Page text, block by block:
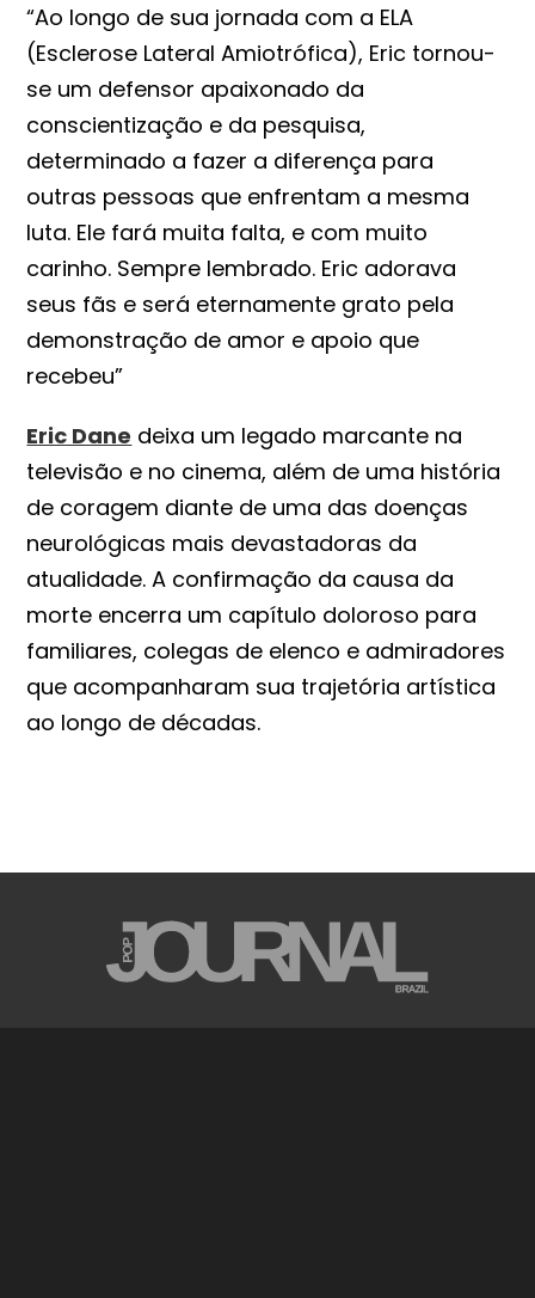
“Ao longo de sua jornada com a ELA
(Esclerose Lateral Amiotrófica), Eric tornou-
se um defensor apaixonado da
conscientização e da pesquisa,
determinado a fazer a diferença para
outras pessoas que enfrentam a mesma
luta. Ele fará muita falta, e com muito
carinho. Sempre lembrado. Eric adorava
seus fãs e será eternamente grato pela
demonstração de amor e apoio que
recebeu”
Eric Dane deixa um legado marcante na
televisão e no cinema, além de uma história
de coragem diante de uma das doenças
neurológicas mais devastadoras da
atualidade. A confirmação da causa da
morte encerra um capítulo doloroso para
familiares, colegas de elenco e admiradores
que acompanharam sua trajetória artística
ao longo de décadas.